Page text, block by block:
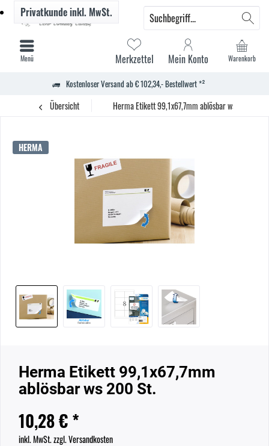
Kostenloser Versand ab € 102,34,- Bestellwert *²
Warenkorb
Merkzettel Mein Konto
Privatkundeinkl. MwSt.
Menü
Übersicht Herma Etikett 99,1x67,7mm ablösbar ws 200 St.
HERMA
Herma Etikett 99,1x67,7mm
ablösbar ws 200 St.
10,28 € *
inkl. MwSt.zzgl. Versandkosten